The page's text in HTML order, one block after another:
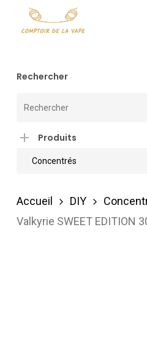
Rechercher
Produits
Accueil DIY
Valkyrie SWEET EDITION